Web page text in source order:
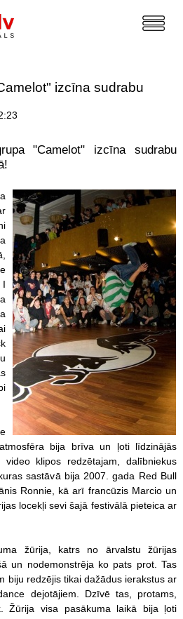
izcīna sudrabu
"Camelot" izcīna sudrabu
I
bija brīva un ļoti līdzinājās
video klipos redzētajam, dalībniekus
sastāvā bija 2007. gada Red Bull
Ronnie, kā arī francūzis Marcio un
locekļi sevi šajā festivālā pieteica ar
žūrija, katrs no ārvalstu žūrijas
un nodemonstrēja ko pats prot. Tas
biju redzējis tikai dažādus ierakstus ar
dejotājiem. Dzīvē tas, protams,
Žūrija visa pasākuma laikā bija ļoti